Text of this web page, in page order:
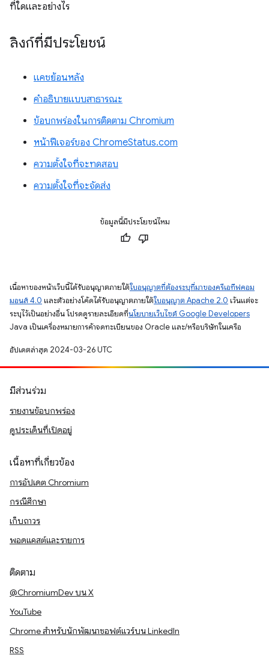
ที่ใดและอย่างไร
ลิงก์ที่มีประโยชน์
แคชย้อนหลัง
คำอธิบายแบบสาธารณะ
ข้อบกพร่องในการติดตาม Chromium
หน้าฟีเจอร์ของ ChromeStatus.com
ความตั้งใจที่จะทดสอบ
ความตั้งใจที่จะจัดส่ง
ข้อมูลนี้มีประโยชน์ไหม
เนื้อหาของหน้าเว็บนี้ได้รับอนุญาตภายใต้ใบอนุญาตที่ต้องระบุที่มาของครีเอทีฟคอม
มอนส์ 4.0 และตัวอย่างโค้ดได้รับอนุญาตภายใต้ใบอนุญาต Apache 2.0 เว้นแต่จะ
ระบุไว้เป็นอย่างอื่น โปรดดูรายละเอียดที่นโยบายเว็บไซต์ Google Developers
Java เป็นเครื่องหมายการค้าจดทะเบียนของ Oracle และ/หรือบริษัทในเครือ
อัปเดตล่าสุด 2024-03-26 UTC
มีส่วนร่วม
รายงานข้อบกพร่อง
ดูประเด็นที่เปิดอยู่
เนื้อหาที่เกี่ยวข้อง
การอัปเดต Chromium
กรณีศึกษา
เก็บถาวร
พอดแคสต์และรายการ
ติดตาม
@ChromiumDev บน X
YouTube
Chrome สำหรับนักพัฒนาซอฟต์แวร์บน LinkedIn
RSS